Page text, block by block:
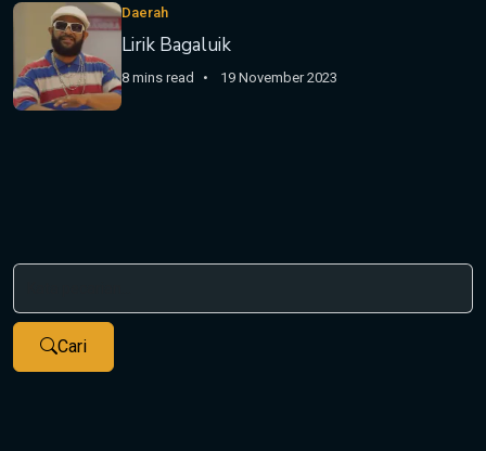
Daerah
Lirik Bagaluik
8 mins read 19 November 2023
Cari